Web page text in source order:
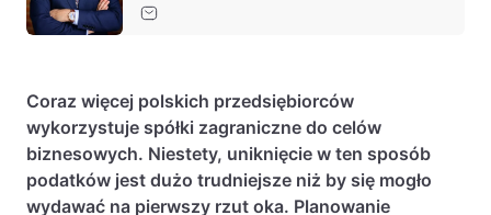
Baza wiedzy
Doradztwo sukcesyjne
Ochrona majątku
Planowanie podatkowe
Coraz więcej polskich przedsiębiorców
wykorzystuje spółki zagraniczne do celów
biznesowych. Niestety, uniknięcie w ten sposób
podatków jest dużo trudniejsze niż by się mogło
wydawać na pierwszy rzut oka. Planowanie